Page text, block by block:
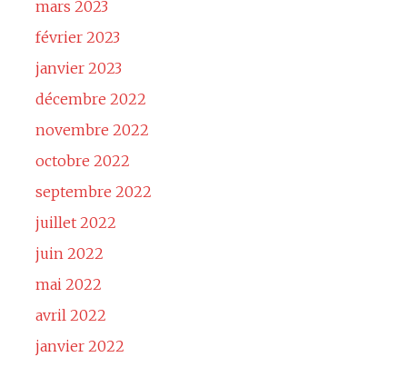
mars 2023
février 2023
janvier 2023
décembre 2022
novembre 2022
octobre 2022
septembre 2022
juillet 2022
juin 2022
mai 2022
avril 2022
janvier 2022